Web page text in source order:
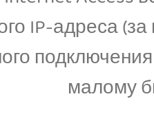
IP-адреса
малому